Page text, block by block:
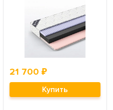
21 700 ₽
Купить